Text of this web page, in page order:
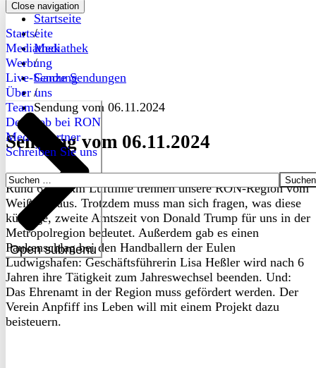
Close navigation
Startseite
Mediathek
Werbung
Live-Sendung
Über uns
Open submenu
Team
Dein Job bei RON
Medienpartner
Schreiben Sie uns
Suchen
nach:
Startseite
/
Mediathek
/
Ganze Sendungen
/
Sendung vom 06.11.2024
Sendung vom 06.11.2024
Rund 6.500 km Luftlinie trennen unsere RON-Region vom
Weißen Haus. Trotzdem muss man sich fragen, was diese
künftige, zweite Amtszeit von Donald Trump für uns in der
Metropolregion bedeutet. Außerdem gab es einen
Paukenschlag bei den Handballern der Eulen
Ludwigshafen: Geschäftsführerin Lisa Heßler wird nach 6
Jahren ihre Tätigkeit zum Jahreswechsel beenden. Und:
Das Ehrenamt in der Region muss gefördert werden. Der
Verein Anpfiff ins Leben will mit einem Projekt dazu
beisteuern.